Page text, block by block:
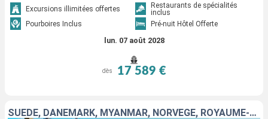
Excursions illimitées offertes
Restaurants de spécialités
inclus
Pourboires Inclus
Pré-nuit Hôtel Offerte
lun. 07 août 2028
dès 17 589 €
SUÈDE, DANEMARK, MYANMAR, NORVÈGE, ROYAUME-UNI, BELGIQUE, PAYS-BAS